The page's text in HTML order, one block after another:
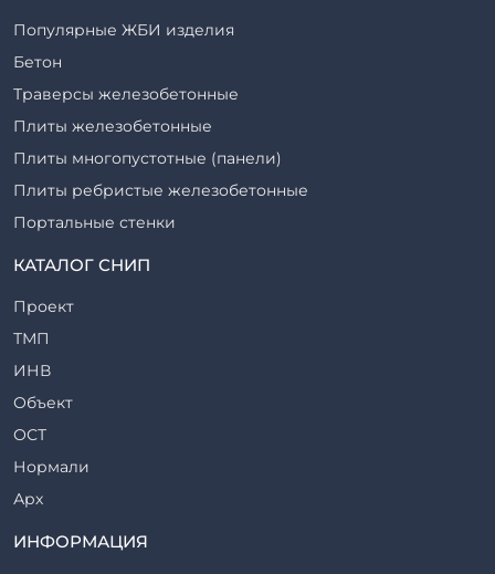
Популярные ЖБИ изделия
Бетон
Траверсы железобетонные
Плиты железобетонные
Плиты многопустотные (панели)
Плиты ребристые железобетонные
Портальные стенки
Прогоны железобетонные
Ригели железобетонные
Сваи железобетонные
Стеновые блоки
Стойки железобетонные
Столбы железобетонные
Закладные детали
Трубы железобетонные
Утяжелители железобетонные
КАТАЛОГ СНИП
Проект
ТМП
ИНВ
Объект
ОСТ
Нормали
Арх
ТР
ИНФОРМАЦИЯ